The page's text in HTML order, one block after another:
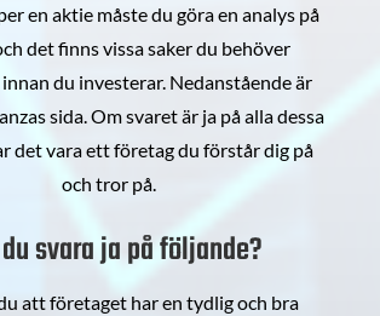
en aktie måste du göra en analys på
det finns vissa saker du behöver
du investerar. Nedanstående är
sida. Om svaret är ja på alla dessa
det vara ett företag du förstår dig på
och tror på.
svara ja på följande?
att företaget har en tydlig och bra